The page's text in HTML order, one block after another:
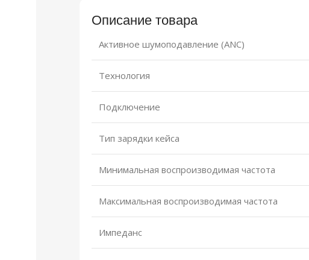
Описание товара
Активное шумоподавление (ANC)
Технология
Подключение
Тип зарядки кейса
Минимальная воспроизводимая частота
Максимальная воспроизводимая частота
Импеданс